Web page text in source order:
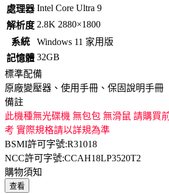
處理器 Intel Core Ultra 9
解析度 2.8K 2880×1800
系統
Windows 11 家用版
記憶體 32GB
標準配備
原廠變壓器、使用手冊、保固說明手冊
備註
此機種無光碟機 無包包 無滑鼠 請購買
考 實際規格請以詳規為準
BSMI許可字號:R31018
NCC許可字號:CCAH18LP3520T2
購物須知
查看